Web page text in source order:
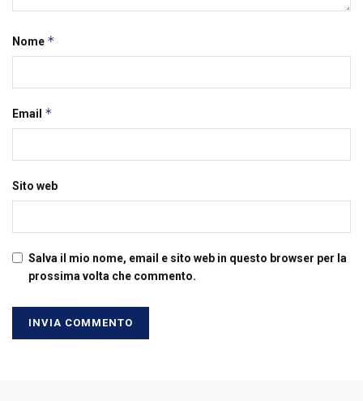
Nome *
Email *
Sito web
Salva il mio nome, email e sito web in questo browser per la
prossima volta che commento.